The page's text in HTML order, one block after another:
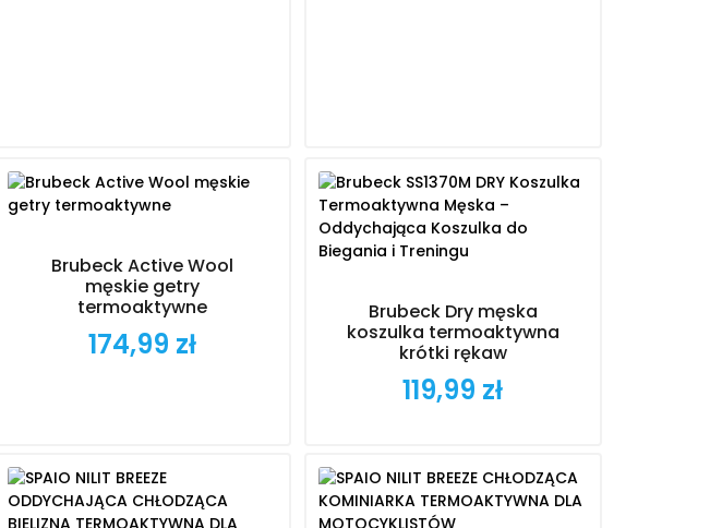
Brubeck Active Wool
męskie getry
termoaktywne
Cena
174,99 zł
Brubeck Dry męska
koszulka termoaktywna
krótki rękaw
Cena
119,99 zł